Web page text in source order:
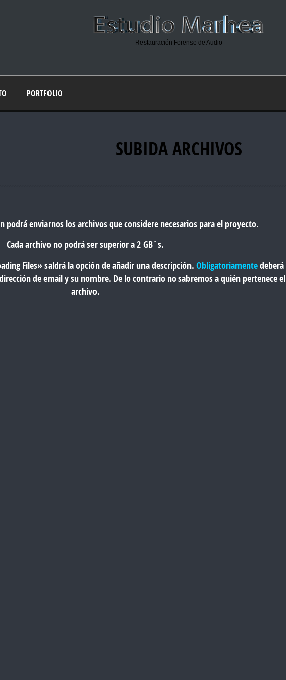
Restauración Forense de Audio
PORTFOLIO
SUBIDA ARCHIVOS
podrá enviarnos los archivos que considere necesarios para el proyecto.
Cada archivo no podrá ser superior a 2 GB´s.
Files» saldrá la opción de añadir una descripción. Obligatoriamentedeberá
de email y su nombre. De lo contrario no sabremos a quién pertenece el
archivo.